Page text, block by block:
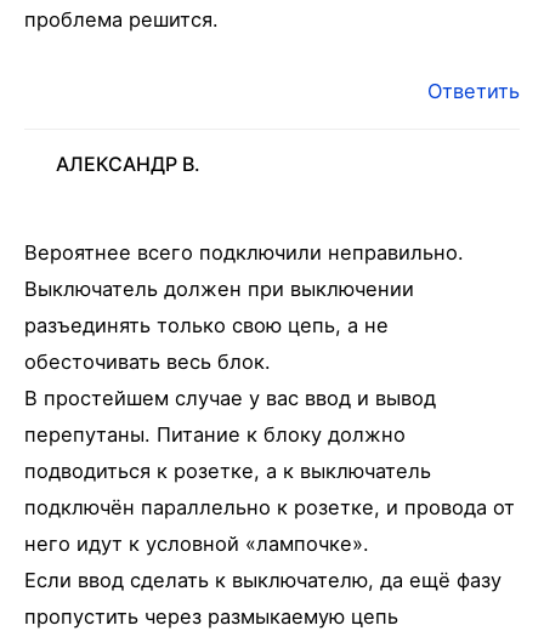
проблема решится.
Ответить
АЛЕКСАНДР В.
Вероятнее всего подключили неправильно.
Выключатель должен при выключении
разъединять только свою цепь, а не
обесточивать весь блок.
В простейшем случае у вас ввод и вывод
перепутаны. Питание к блоку должно
подводиться к розетке, а к выключатель
подключён параллельно к розетке, и провода от
него идут к условной «лампочке».
Если ввод сделать к выключателю, да ещё фазу
пропустить через размыкаемую цепь